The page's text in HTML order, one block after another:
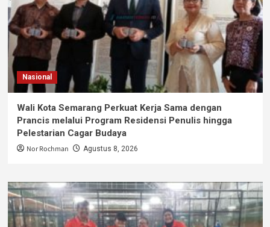
Nasional
Wali Kota Semarang Perkuat Kerja Sama dengan
Prancis melalui Program Residensi Penulis hingga
Pelestarian Cagar Budaya
Nor Rochman Agustus 8, 2026